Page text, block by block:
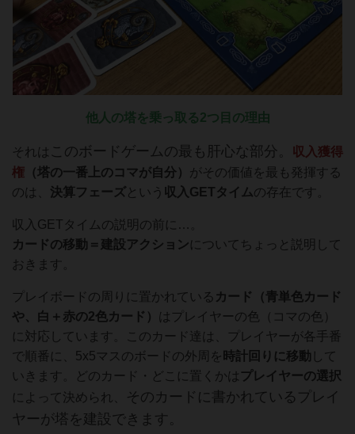
他人の塔を乗っ取る2つ目の理由
それは このボードゲームの最も肝心な部分。
収入獲得
権 （塔の一番上のコマが自分）
がその価値を最も発揮する
のは、 決算フェーズという 収入GETタイムの存在です。
収入GETタイムの説明の前に…。
カードの移動＝建設アクションについてちょっと説明して
おきます。
プレイボードの周りに置かれている カード（青単色カード
や、白＋赤の2色カード） はプレイヤーの色（コマの色）
に対応しています。このカード達は、プレイヤーが各手番
で順番に、5x5マスのボードの外周を 時計回りに移動 して
いきます。どのカード・どこに置くかは プレイヤーの選択
によって決められ、
そのカードに書かれているプレイ
ヤーが塔を建設できます。